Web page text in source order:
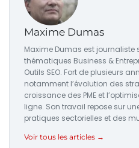
Maxime Dumas
Maxime Dumas est journaliste
thématiques Business &
Outils SEO. Fort de plusieurs
notamment l’évolution des
croissance des PME et
ligne. Son travail repose sur
pratiques sectorielles et des
Voir tous les articles →